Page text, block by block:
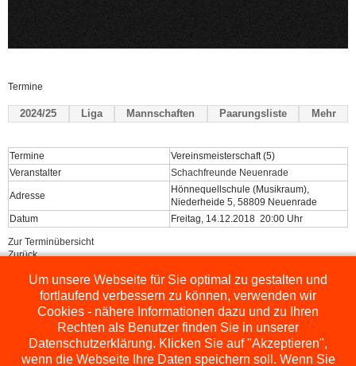
Termine
2024/25 Liga Mannschaften Paarungsliste Mehr
Termine
Vereinsmeisterschaft (5)
Veranstalter
Schachfreunde Neuenrade
Adresse
Hönnequellschule (Musikraum),
Niederheide 5, 58809 Neuenrade
Datum
Freitag, 14.12.2018 20:00 Uhr
Zur Terminübersicht
Zurück
Powered by ChessLeagueManager
Um unsere Webseite für Sie optimal zu gestalten und
fortlaufend verbessern zu können, verwenden wir
Cookies - nähere Informationen dazu und zu Ihren
Rechten als Benutzer finden Sie in unserer
Datenschutzerklärung. Klicken Sie auf "Akzeptieren",
wenn die Webseite Ihre Daten speichern soll. Wenn Sie